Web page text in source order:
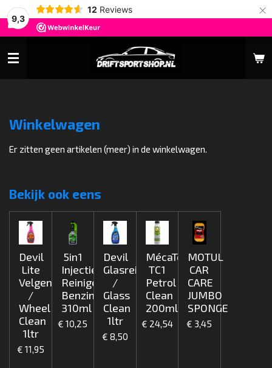
9,3
12 Reviews ×
Winkelwagen
Er zitten geen artikelen (meer) in de winkelwagen.
Bekijk ook eens
Devil
Lite
Velgenreiniger
/
Wheel
Clean
1ltr
€ 11,95
5in1
Injectie
Reiniger
Benzine
310ml
€ 10,25
Devil
Glasreiniger
/
Glass
Clean
1ltr
€ 8,50
MécaTech
TC1
Petrol
Clean
200ml
€ 24,54
MOTUL
CAR
CARE
JUMBO
SPONGE
€ 3,45